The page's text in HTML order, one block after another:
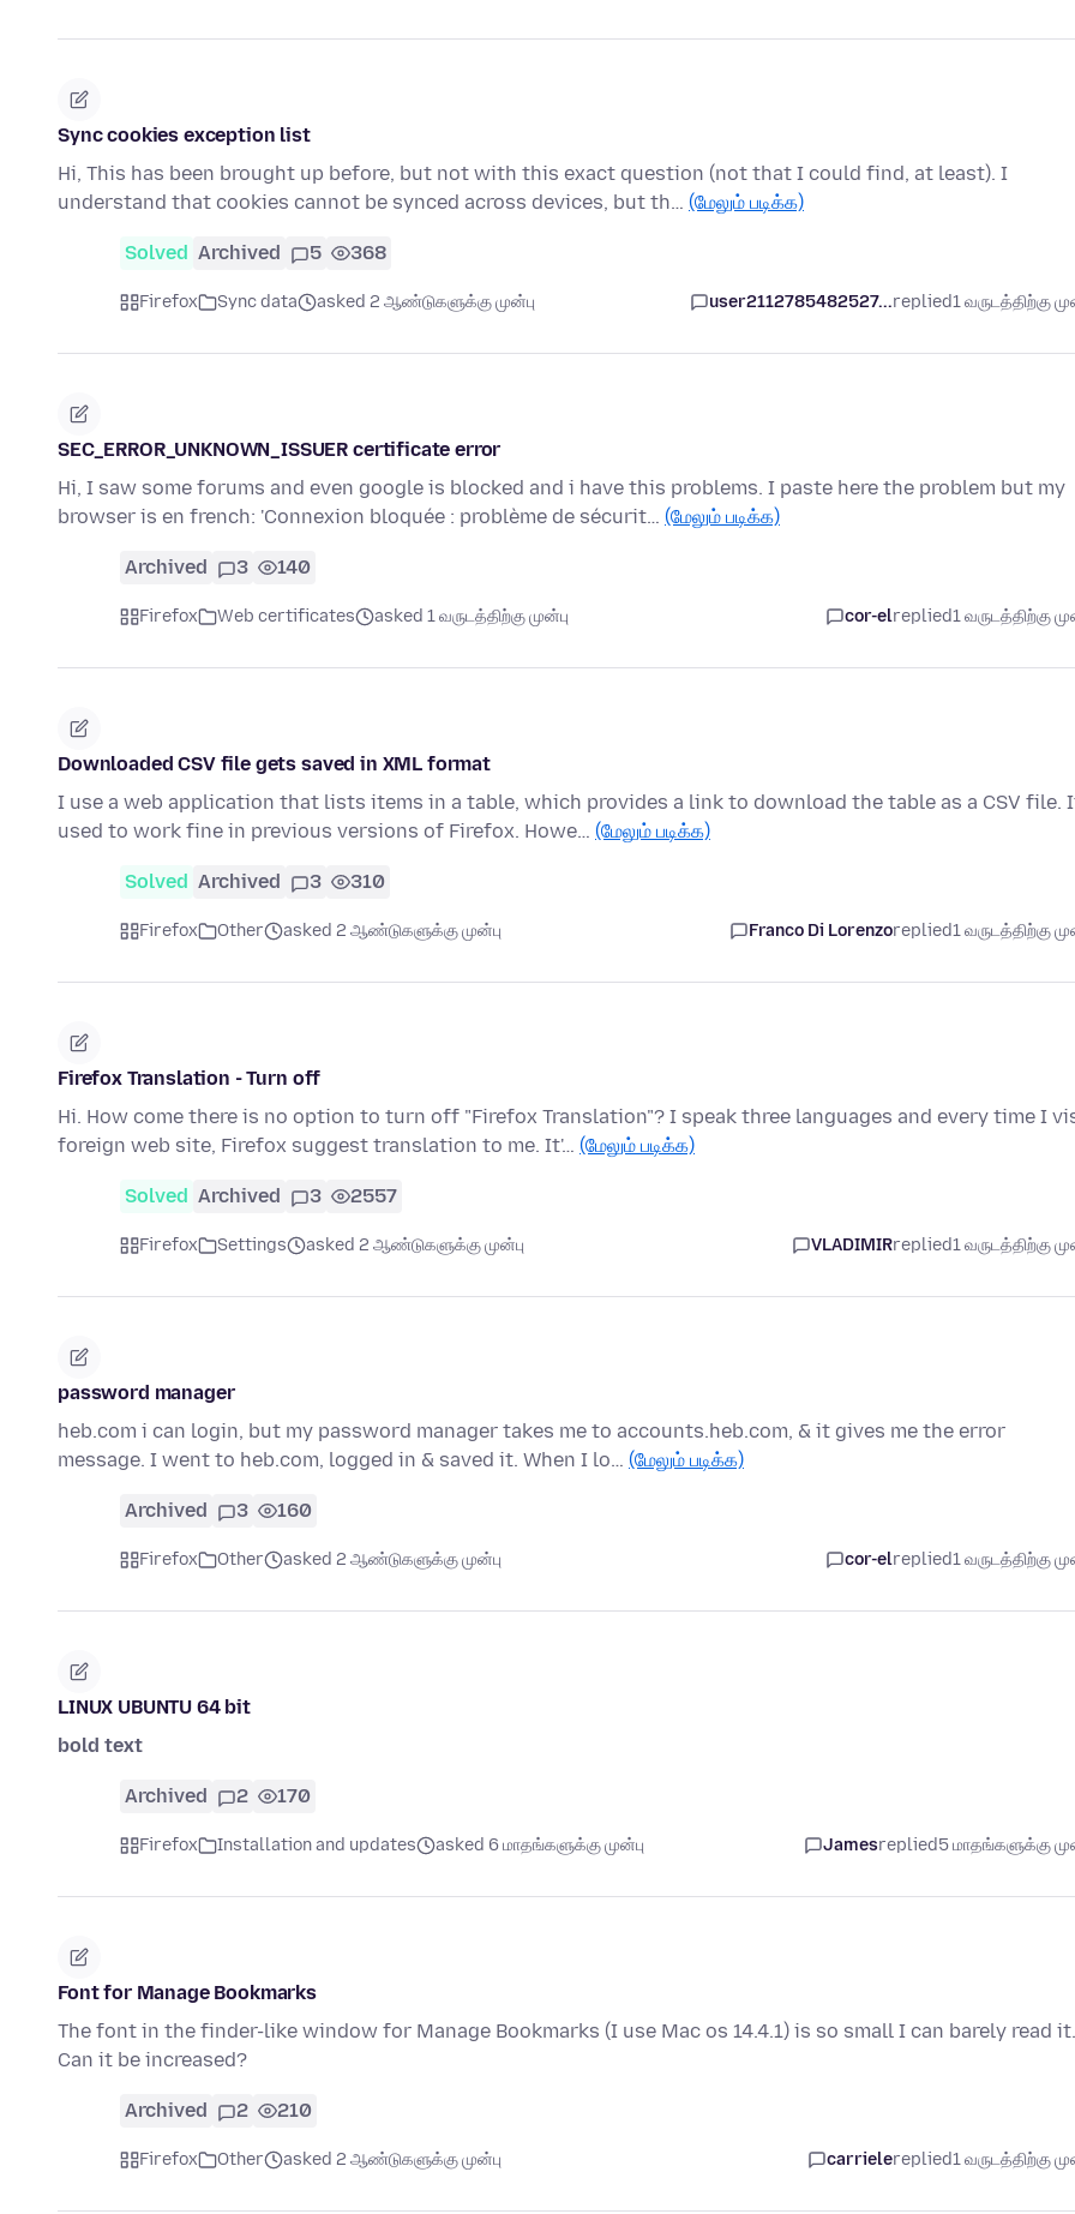
Sync cookies exception list
Hi, This has been brought up before, but not with this exact question (not that I could find, at least). I
understand that cookies cannot be synced across devices, but th… (மேலும் படிக்க)
Solved Archived 5 368
Firefox Sync data asked 2 ஆண்டுகளுக்கு முன்பு user2112785482527...replied1 வருடத்திற்கு
SEC_ERROR_UNKNOWN_ISSUER certificate error
Hi, I saw some forums and even google is blocked and i have this problems. I paste here the problem but my
browser is en french: 'Connexion bloquée : problème de sécurit… (மேலும் படிக்க)
Archived 3 140
Firefox Web certificates asked 1 வருடத்திற்கு முன்பு cor-elreplied1 வருடத்திற்கு
Downloaded CSV file gets saved in XML format
I use a web application that lists items in a table, which provides a link to download the table as a CSV file.
used to work fine in previous versions of Firefox. Howe… (மேலும் படிக்க)
Solved Archived 3 310
Firefox Other asked 2 ஆண்டுகளுக்கு முன்பு Franco Di Lorenzoreplied1 வருடத்திற்கு
Firefox Translation - Turn off
Hi. How come there is no option to turn off "Firefox Translation"? I speak three languages and every time I
foreign web site, Firefox suggest translation to me. It'… (மேலும் படிக்க)
Solved Archived 3 2557
Firefox Settings asked 2 ஆண்டுகளுக்கு முன்பு VLADIMIRreplied1 வருடத்திற்கு
password manager
heb.com i can login, but my password manager takes me to accounts.heb.com, & it gives me the error
message. I went to heb.com, logged in & saved it. When I lo… (மேலும் படிக்க)
Archived 3 160
Firefox Other asked 2 ஆண்டுகளுக்கு முன்பு cor-elreplied1 வருடத்திற்கு
LINUX UBUNTU 64 bit
bold text
Archived 2 170
Firefox Installation and updates asked 6 மாதங்களுக்கு முன்பு Jamesreplied5 மாதங்களுக்கு
Font for Manage Bookmarks
The font in the finder-like window for Manage Bookmarks (I use Mac os 14.4.1) is so small I can barely read it.
Can it be increased?
Archived 2 210
Firefox Other asked 2 ஆண்டுகளுக்கு முன்பு carrielereplied1 வருடத்திற்கு